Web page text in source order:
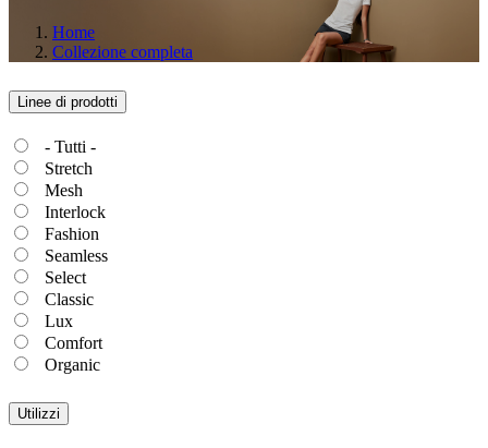
Home
Collezione completa
Linee di prodotti
- Tutti -
Stretch
Mesh
Interlock
Fashion
Seamless
Select
Classic
Lux
Comfort
Organic
Utilizzi